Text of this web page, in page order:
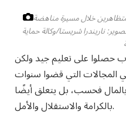
خلال مسيرة مناهضة
ناريندرا شريستا/وكالة حماية
حصلوا على تعليم جيد ولكن
المجالات التي قضوا سنوات
فحسب، بل يتعلق أيضًا
بالكرامة والاستقلال والأمل.